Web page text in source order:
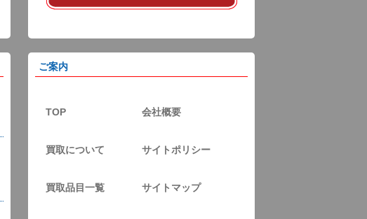
ご案内
TOP 会社概要
買取について サイトポリシー
買取品目一覧 サイトマップ